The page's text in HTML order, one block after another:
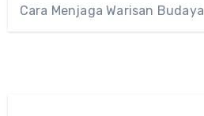
Cara Menjaga Warisan Budaya